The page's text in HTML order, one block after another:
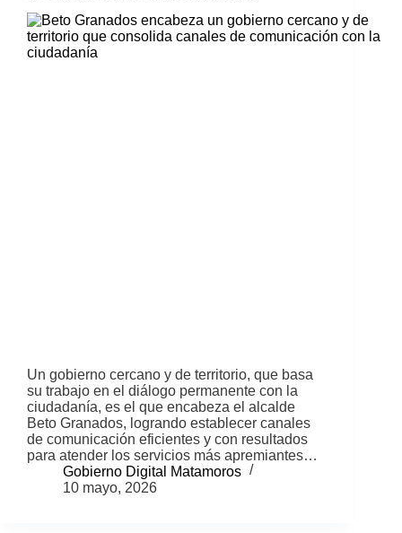
Un gobierno cercano y de territorio, que basa
su trabajo en el diálogo permanente con la
ciudadanía, es el que encabeza el alcalde
Beto Granados, logrando establecer canales
de comunicación eficientes y con resultados
para atender los servicios más apremiantes…
Gobierno Digital Matamoros
10 mayo, 2026